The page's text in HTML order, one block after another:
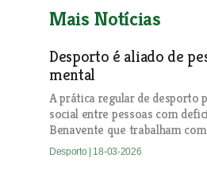
Mais Notícias
Desporto é aliado de
mental
A prática regular de desporto
social entre pessoas com
Benavente que trabalham
Desporto | 18-03-2026